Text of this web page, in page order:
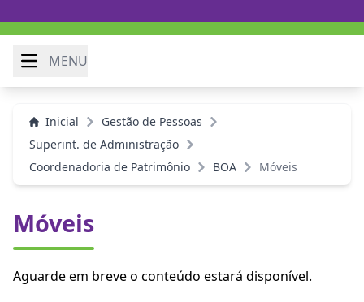
MENU
Inicial
Gestão de Pessoas
Superint. de Administração
Coordenadoria de Patrimônio
BOA Móveis
Móveis
Aguarde em breve o conteúdo estará disponível.